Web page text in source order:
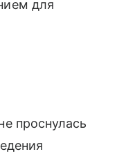
для
проснулась